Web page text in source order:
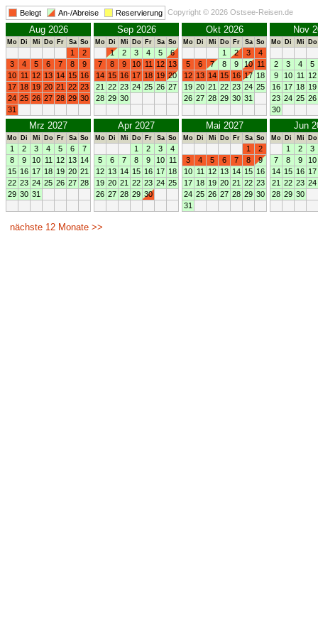
Belegt An-/Abreise Reservierung Copyright © 2026 Ostsee-Reisen.de
Aug 2026
Mo Di Mi Do Fr Sa So
1
2
3
4 5 6 7 8
9
10 11 12 13 14 15 16
17 18 19 20 21 22 23
24 25 26 27 28 29 30
31
Sep 2026
Mo Di Mi Do Fr Sa So
1 2 3 4 5
6
7
8 9 10 11 12 13
14 15 16 17 18 19 20
21 22 23 24 25 26 27
28 29 30
Okt 2026
Mo Di Mi Do Fr Sa So
1 2 3
4
5
6 7 8 9 10 11
12 13 14 15 16 17 18
19 20 21 22 23 24 25
26 27 28 29 30 31
Nov
Mo Di Mi Do
2 3 4
5
9
10 11
12
16 17 18 19
23 24 25 26
30
Mrz 2027
Mo Di Mi Do Fr Sa So
1 2 3 4 5 6
7
8
9 10 11 12 13 14
15 16 17 18 19 20 21
22 23 24 25 26 27 28
29 30 31
Apr 2027
Mo Di Mi Do Fr Sa So
1 2 3
4
5
6 7 8 9 10 11
12 13 14 15 16 17 18
19 20 21 22 23 24 25
26 27 28 29 30
Mai 2027
Mo Di Mi Do Fr Sa So
1
2
3
4 5 6 7 8
9
10 11 12 13 14 15 16
17 18 19 20 21 22 23
24 25 26 27 28 29 30
31
Jun
Mo Di Mi Do
1 2
3
7
8 9
10
14 15 16 17
21 22 23 24
28 29 30
nächste 12 Monate >>